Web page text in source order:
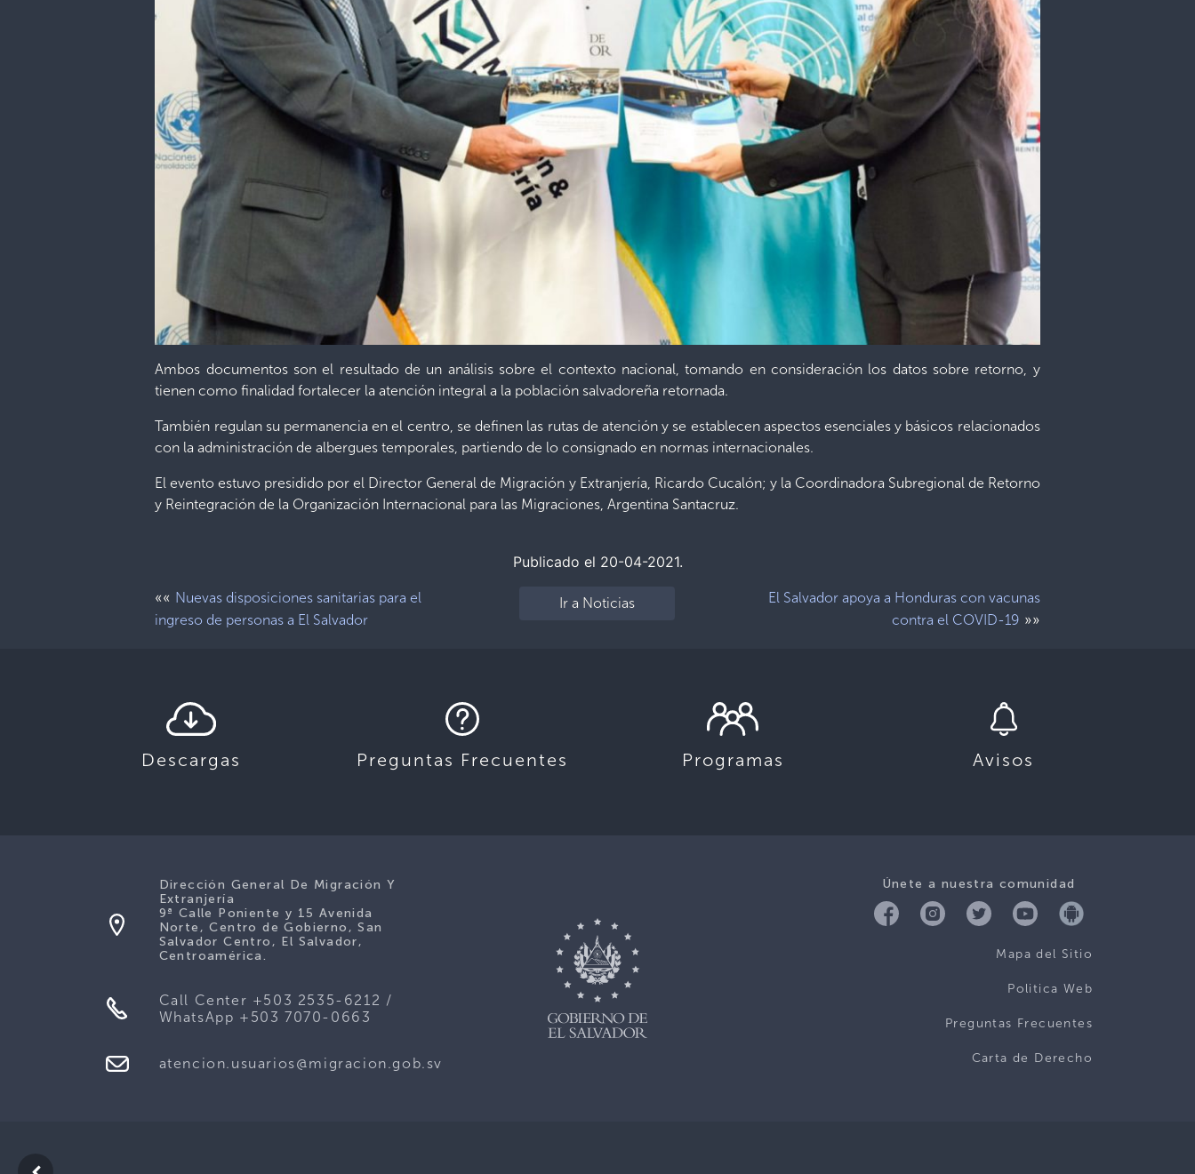
Ambos documentos son el resultado de un análisis sobre el contexto nacional, tomando en consideración los datos sobre retorno, y
tienen como finalidad fortalecer la atención integral a la población salvadoreña retornada.
También regulan su permanencia en el centro, se definen las rutas de atención y se establecen aspectos esenciales y básicos relacionados
con la administración de albergues temporales, partiendo de lo consignado en normas internacionales.
El evento estuvo presidido por el Director General de Migración y Extranjería, Ricardo Cucalón; y la Coordinadora Subregional de Retorno
y Reintegración de la Organización Internacional para las Migraciones, Argentina Santacruz.
Publicado el 20-04-2021.
«« Nuevas disposiciones sanitarias para el
ingreso de personas a El Salvador
Ir a Noticias
El Salvador apoya a Honduras con vacunas
contra el COVID-19 »»
Descargas Preguntas Frecuentes Programas Avisos
Únete a nuestra comunidad
Mapa del Sitio
Politica Web
Preguntas Frecuentes
Carta de Derecho
Dirección General De Migración Y
Extranjería
9ª Calle Poniente y 15 Avenida
Norte, Centro de Gobierno, San
Salvador Centro, El Salvador,
Centroamérica.
Call Center +503 2535-6212 /
WhatsApp +503 7070-0663
atencion.usuarios@migracion.gob.sv